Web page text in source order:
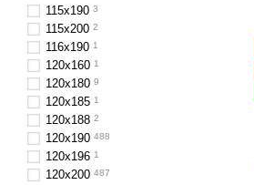
115х190 3
115х200 2
116x190 1
120x160 1
120x180 9
120x185 1
120х188 2
120x190 488
120х196 1
120x200 487